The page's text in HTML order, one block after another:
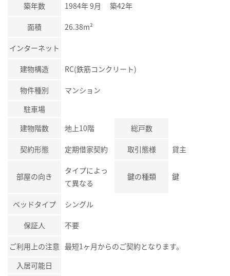
築年数 1984年 9月 築42年
面積 26.38m²
インターネット
建物構造 RC(鉄筋コンクリート)
物件種別
マンション
駐車場
建物階数
地上10階 総戸数
契約形態 定期借家契約 取引態様 貸主
部屋の向き
タイプによっ
て異なる
鍵の種類 鍵
ベッドタイプ シングル
保証人 不要
ご利用上の注意 最短1ヶ月からのご契約となります。
入居可能日